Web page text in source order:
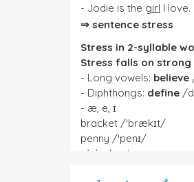
- Jodie is the girl I love.
⇒ sentence stress
Stress in 2-syllable
Stress falls on strong
- Long vowels: believe
- Diphthongs: define /
- æ, e, ɪ
bracket /ˈbrækɪt/
penny /ˈpenɪ/
- Weakest: ə